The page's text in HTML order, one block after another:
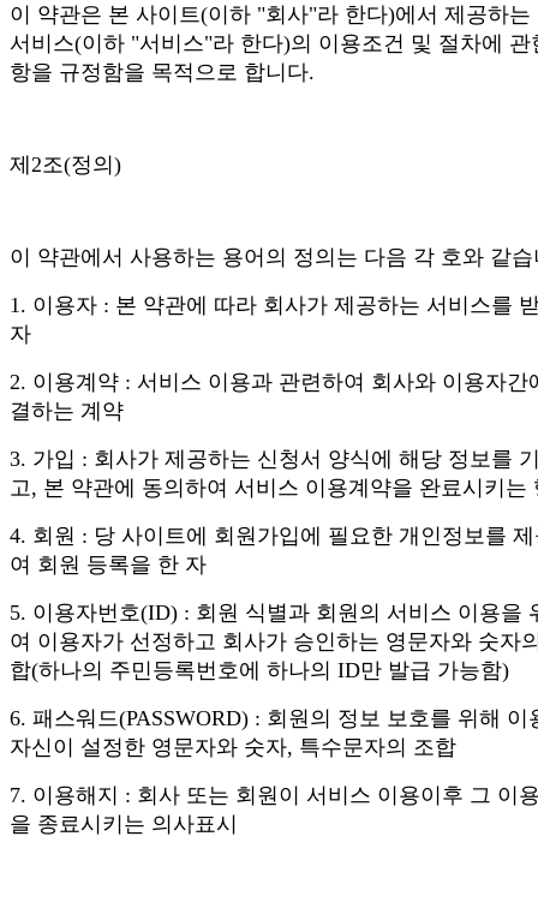
이 약관은 본 사이트(이하 "회사"라 한다)에서 제공하는
서비스(이하 "서비스"라 한다)의 이용조건 및 절차에 관
항을 규정함을 목적으로 합니다.
제2조(정의)
이 약관에서 사용하는 용어의 정의는 다음 각 호와 같
1. 이용자 : 본 약관에 따라 회사가 제공하는 서비스를
자
2. 이용계약 : 서비스 이용과 관련하여 회사와 이용자간
결하는 계약
3. 가입 : 회사가 제공하는 신청서 양식에 해당 정보를
고, 본 약관에 동의하여 서비스 이용계약을 완료시키는
4. 회원 : 당 사이트에 회원가입에 필요한 개인정보를
여 회원 등록을 한 자
5. 이용자번호(ID) : 회원 식별과 회원의 서비스 이용을
여 이용자가 선정하고 회사가 승인하는 영문자와 숫자
합(하나의 주민등록번호에 하나의 ID만 발급 가능함)
6. 패스워드(PASSWORD) : 회원의 정보 보호를 위해 이
자신이 설정한 영문자와 숫자, 특수문자의 조합
7. 이용해지 : 회사 또는 회원이 서비스 이용이후 그 이
을 종료시키는 의사표시